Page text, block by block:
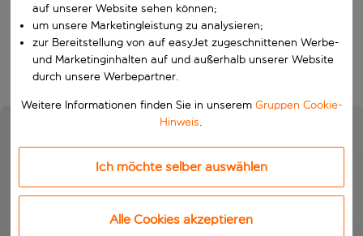
Suchen
auf unserer Website sehen können;
um unsere Marketingleistung zu analysieren;
zur Bereitstellung von auf easyJet zugeschnittenen Werbe-
und Marketinginhalten auf und außerhalb unserer Website
durch unsere Werbepartner.
Weitere Informationen finden Sie in unserem Gruppen Cookie-
Hinweis.
Ich möchte selber auswählen
Alle Cookies akzeptieren